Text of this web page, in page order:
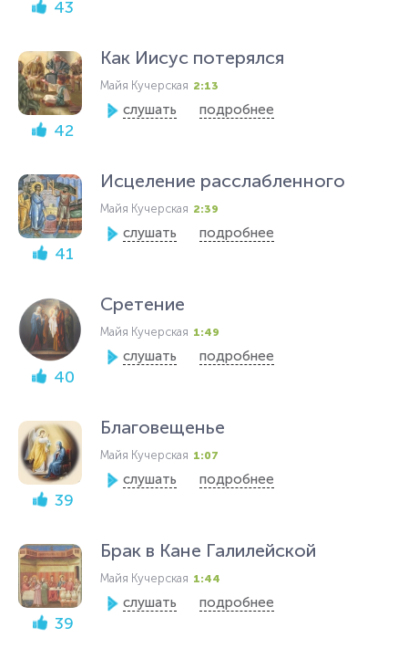
43
42
Как Иисус потерялся
Майя Кучерская 2:13
слушать подробнее
41
Исцеление расслабленного
Майя Кучерская 2:39
слушать подробнее
40
Сретение
Майя Кучерская 1:49
слушать подробнее
39
Благовещенье
Майя Кучерская 1:07
слушать подробнее
39
Брак в Кане Галилейской
Майя Кучерская 1:44
слушать подробнее